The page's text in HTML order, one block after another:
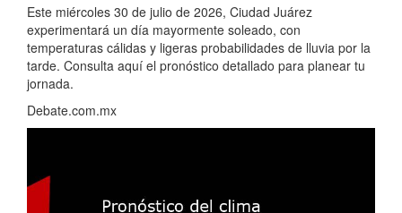
Este miércoles 30 de julio de 2026, Ciudad Juárez
experimentará un día mayormente soleado, con
temperaturas cálidas y ligeras probabilidades de lluvia por la
tarde. Consulta aquí el pronóstico detallado para planear tu
jornada.
Debate.com.mx